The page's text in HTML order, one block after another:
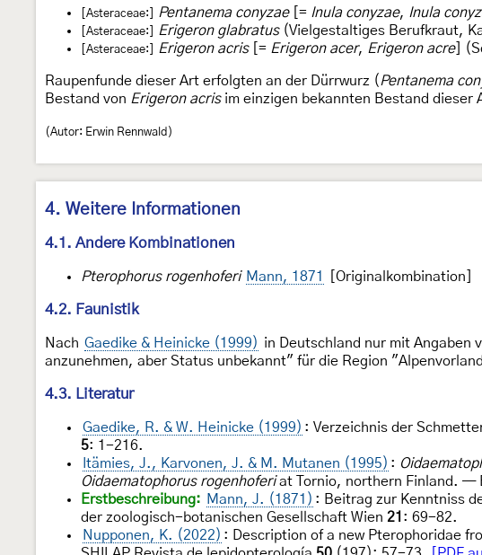
[Asteraceae:] Pentanema conyzae[= Inula conyzae, Inula
[Asteraceae:] Erigeron glabratus(Vielgestaltiges Berufkraut,
[Asteraceae:] Erigeron acris[= Erigeron acer, Erigeron acre]
Raupenfunde dieser Art erfolgten an der Dürrwurz ( Pentanema
Bestand von Erigeron acrisim einzigen bekannten Bestand dieser
(Autor: Erwin Rennwald)
4. Weitere Informationen
4.1. Andere Kombinationen
Pterophorus rogenhoferi Mann, 1871 [Originalkombination]
4.2. Faunistik
Nach Gaedike & Heinicke (1999) in Deutschland nur mit Angaben
anzunehmen, aber Status unbekannt" für die Region
4.3. Literatur
Gaedike, R. & W. Heinicke (1999) : Verzeichnis der
5: 1-216.
Itämies, J., Karvonen, J. & M. Mutanen (1995) :
Oidaematophorus rogenhoferiat Tornio, northern Finland. —
Erstbeschreibung: Mann, J. (1871) : Beitrag zur Kenntniss
der zoologisch-botanischen Gesellschaft Wien 21 : 69-82.
Nupponen, K. (2022) : Description of a new Pterophoridae